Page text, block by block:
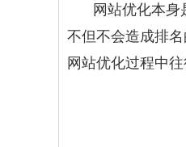
网站优化本身
不但不会造成排
网站优化过程中